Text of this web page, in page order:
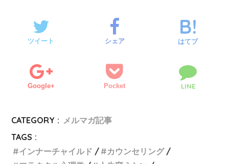
ツイート シェア はてブ
Google+ Pocket LINE
CATEGORY : メルマガ記事
TAGS :
インナーチャイルド
カウンセリング